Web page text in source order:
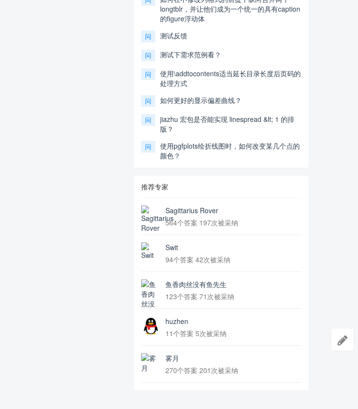
longtblr，并让他们成为一个统一的具有caption
的figure浮动体
问 测试反馈
问 测试下需求范例看？
问
使用\addtocontents适当延长目录长度后页码的
处理方式
问 如何更好的显示偏差曲线？
问
jiazhu 宏包是否能实现 linespread &lt; 1 的排
版？
问
使用pgfplots绘折线图时，如何改变某几个点的
颜色？
推荐专家
Sagittarius Rover
564个答案 197次被采纳
Swit
94个答案 42次被采纳
鱼香肉丝没有鱼先生
123个答案 71次被采纳
huzhen
11个答案 5次被采纳
雾月
270个答案 201次被采纳